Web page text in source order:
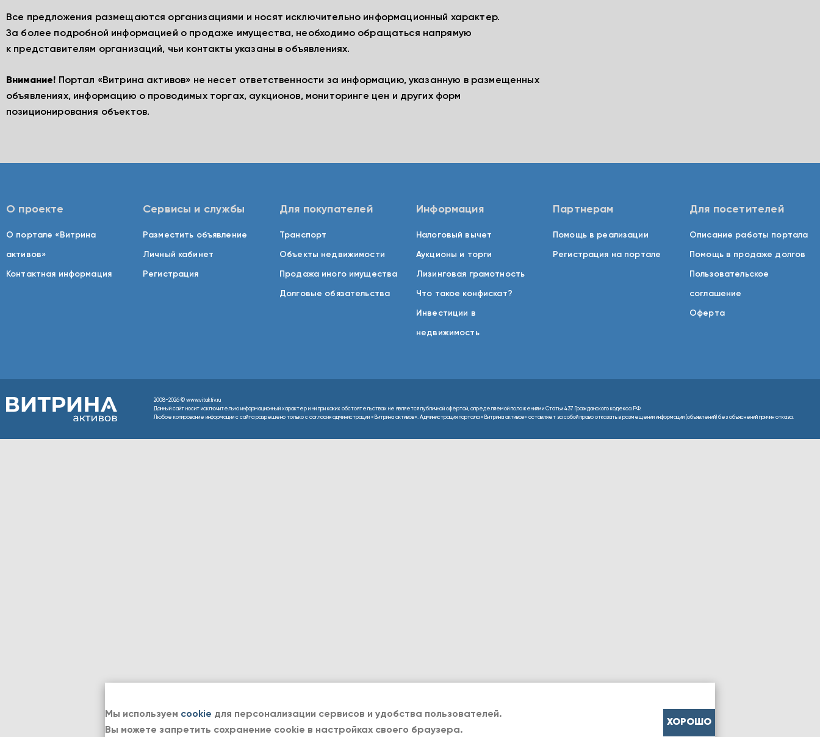
Все предложения размещаются организациями и носят исключительно информационный характер.
За более подробной информацией о продаже имущества, необходимо обращаться напрямую
к представителям организаций, чьи контакты указаны в объявлениях.
Внимание! Портал «Витрина активов» не несет ответственности за информацию, указанную в размещенных
объявлениях, информацию о проводимых торгах, аукционов, мониторинге цен и других форм
позиционирования объектов.
О проекте
О портале «Витрина
активов»
Контактная информация
Сервисы и службы
Разместить объявление
Личный кабинет
Регистрация
Для покупателей
Транспорт
Объекты недвижимости
Продажа иного имущества
Долговые обязательства
Информация
Налоговый вычет
Аукционы и торги
Лизинговая грамотность
Что такое конфискат?
Инвестиции в
недвижимость
Партнерам
Помощь в реализации
Регистрация на портале
Для посетителей
Описание работы портала
Помощь в продаже долгов
Пользовательское
соглашение
Оферта
2008-2026 © www.vitaktiv.ru
Данный сайт носит исключительно информационный характер и ни при каких обстоятельствах не является публичной офертой, определяемой положениями Статьи 437 Гражданского кодекса РФ.
Любое копирование информации с сайта разрешено только с согласия администрации «Витрина активов». Администрация портала «Витрина активов» оставляет за собой право отказать в размещении информации (объявлений) без объяснений причин отказа.
Мы используем cookie для персонализации сервисов и удобства пользователей.
Вы можете запретить сохранение cookie в настройках своего браузера.
ХОРОШО